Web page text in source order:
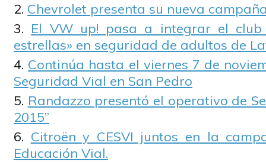
Chevrolet presenta su nueva
El VW up! pasa a integrar el club
estrellas» en seguridad de adultos de
Continúa hasta el viernes 7 de
Seguridad Vial en San Pedro
Randazzo presentó el operativo de
2015”
Citroën y CESVI juntos en la
Educación Vial.